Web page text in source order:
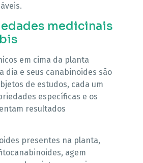
medicinais
em cima da planta
dia e seus canabinoides são
de estudos, cada um
específicas e os
resultados
presentes na planta,
agem